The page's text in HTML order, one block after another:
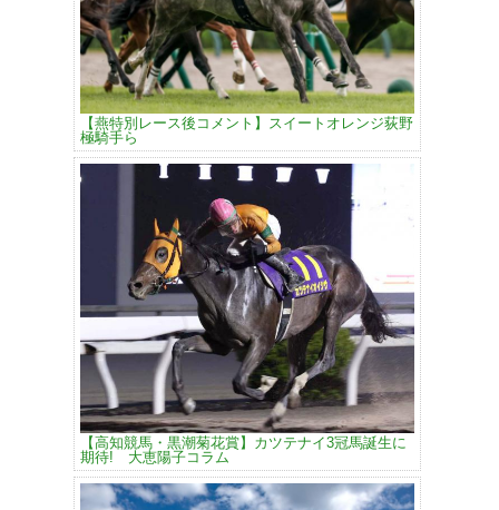
【燕特別レース後コメント】スイートオレンジ荻野
極騎手ら
【高知競馬・黒潮菊花賞】カツテナイ3冠馬誕生に
期待! 大恵陽子コラム